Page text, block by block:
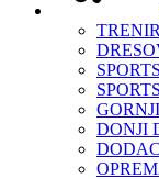
DONJI